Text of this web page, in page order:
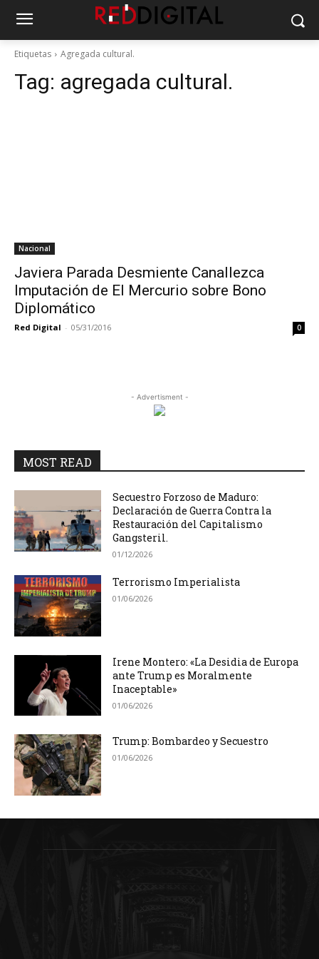
Etiquetas Agregada cultural.
Tag: agregada cultural.
Nacional
Javiera Parada Desmiente Canallezca
Imputación de El Mercurio sobre Bono
Diplomático
Red Digital - 05/31/2016 0
- Advertisment -
MOST READ
Secuestro Forzoso de Maduro:
Declaración de Guerra Contra la
Restauración del Capitalismo
Gangsteril.
01/12/2026
Terrorismo Imperialista
01/06/2026
Irene Montero: «La Desidia de Europa
ante Trump es Moralmente
Inaceptable»
01/06/2026
Trump: Bombardeo y Secuestro
01/06/2026